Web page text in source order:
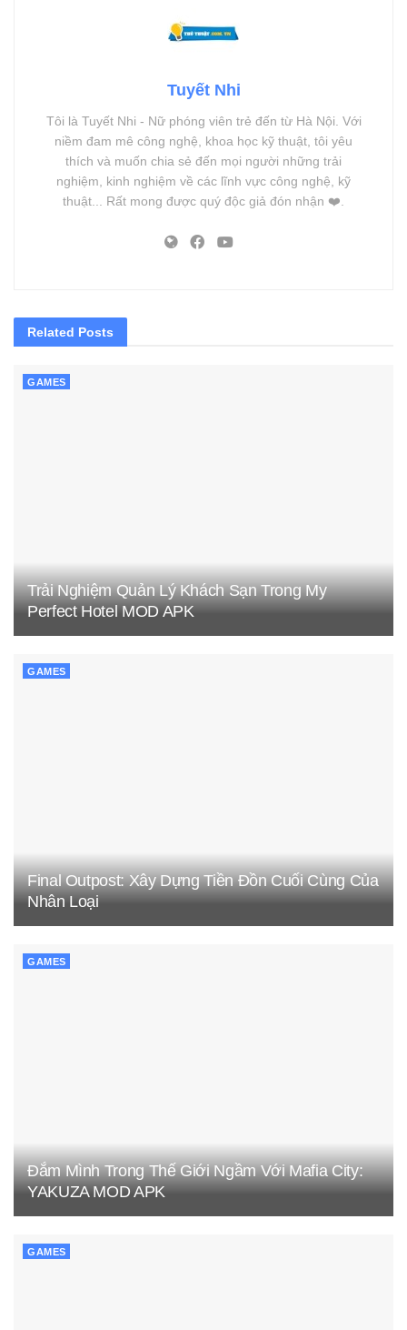
Tuyết Nhi
Tôi là Tuyết Nhi - Nữ phóng viên trẻ đến từ Hà Nội. Với
niềm đam mê công nghệ, khoa học kỹ thuật, tôi yêu
thích và muốn chia sẻ đến mọi người những trải
nghiệm, kinh nghiệm về các lĩnh vực công nghệ, kỹ
thuật... Rất mong được quý độc giả đón nhận ❤️.
Related Posts
GAMES
Trải Nghiệm Quản Lý Khách Sạn Trong My
Perfect Hotel MOD APK
GAMES
Final Outpost: Xây Dựng Tiền Đồn Cuối Cùng Của
Nhân Loại
GAMES
Đắm Mình Trong Thế Giới Ngầm Với Mafia City:
YAKUZA MOD APK
GAMES